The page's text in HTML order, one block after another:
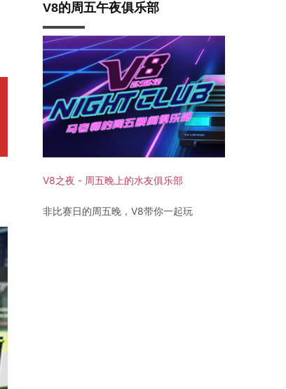
V8的周五午夜俱乐部
V8之夜 - 周五晚上的水友俱乐部
非比赛日的周五晚，V8带你一起玩